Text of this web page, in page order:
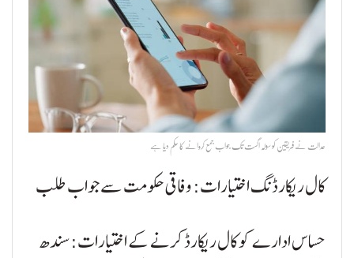
عدالت نے فریقین کو سولہ اگست تک جواب جمع کروانے کا حکم دیا ہے
کال ریکارڈنگ اختیارات: وفاقی حکومت سے جواب طلب
حساس ادارے کو کال ریکارڈ کرنے کے اختیارات: سندھ